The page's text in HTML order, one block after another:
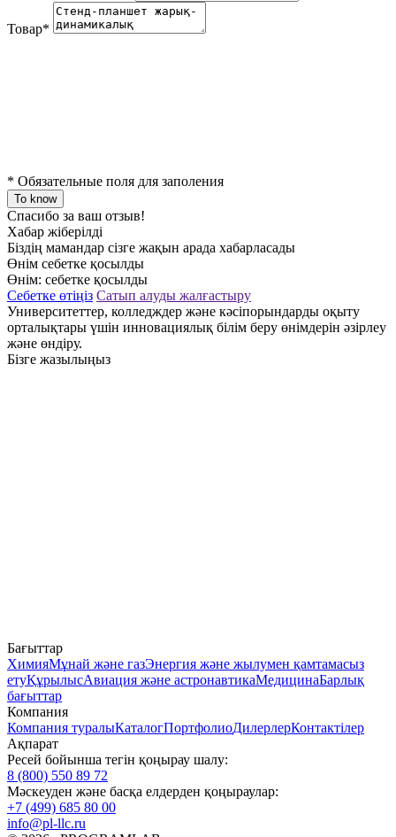
Товар*
* Обязательные поля для заполения
To know
Спасибо за ваш отзыв!
Хабар жіберілді
Біздің мамандар сізге жақын арада хабарласады
Өнім себетке қосылды
Өнім: себетке қосылды
Себетке өтіңіз Сатып алуды жалғастыру
Университеттер, колледждер және кәсіпорындарды оқыту
орталықтары үшін инновациялық білім беру өнімдерін әзірлеу
және өндіру.
Бізге жазылыңыз
Бағыттар
ХимияМұнай және газЭнергия және жылумен қамтамасыз
етуҚұрылысАвиация және астронавтикаМедицинаБарлық
бағыттар
Компания
Компания туралыКаталогПортфолиоДилерлерКонтактілер
Ақпарат
Ресей бойынша тегін қоңырау шалу:
8 (800) 550 89 72
Мәскеуден және басқа елдерден қоңыраулар:
+7 (499) 685 80 00
info@pl-llc.ru